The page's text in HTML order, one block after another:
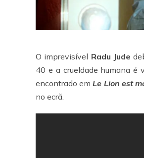
O imprevisível Radu Jude
40 e a crueldade humana é
encontrado emLe Lion est
no ecrã.